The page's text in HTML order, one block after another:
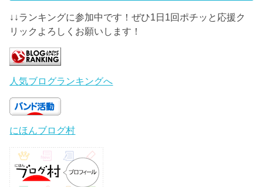
↓↓ランキングに参加中です！ぜひ1日1回ポチッと応援ク
リックよろしくお願いします！
人気ブログランキングへ
にほんブログ村